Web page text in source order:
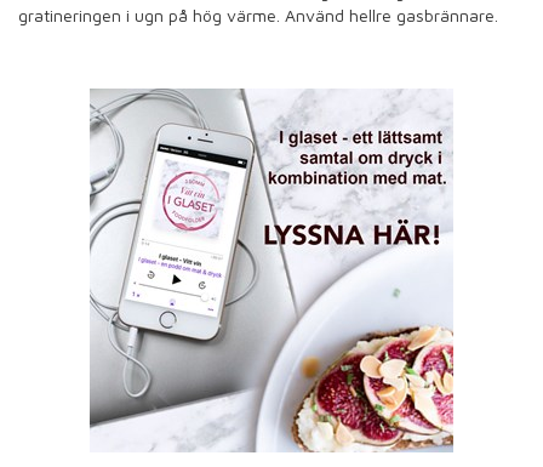
gratineringen i ugn på hög värme. Använd hellre gasbrännare.